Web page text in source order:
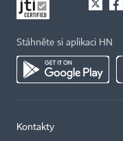
Stáhněte si aplikaci HN
Kontakty